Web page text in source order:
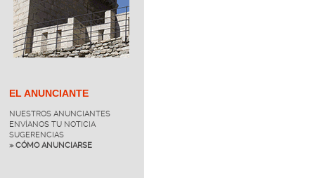
EL ANUNCIANTE
NUESTROS ANUNCIANTES
ENVÍANOS TU NOTICIA
SUGERENCIAS
» CÓMO ANUNCIARSE